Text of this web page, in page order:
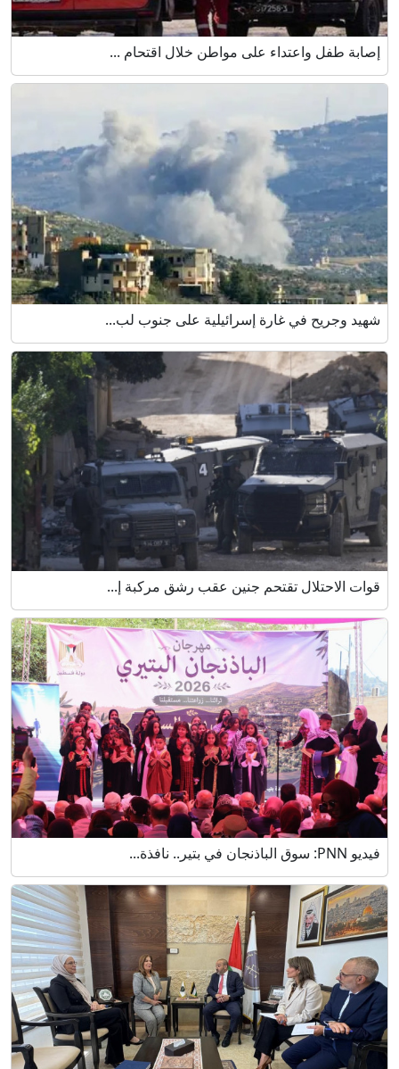
إصابة طفل واعتداء على مواطن خلال اقتحام ...
شهيد وجريح في غارة إسرائيلية على جنوب لب...
قوات الاحتلال تقتحم جنين عقب رشق مركبة إ...
فيديو PNN: سوق الباذنجان في بتير.. نافذة...